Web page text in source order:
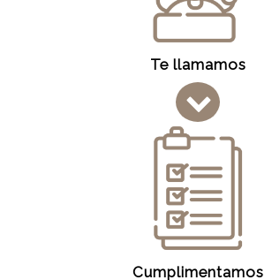
Te llamamos
Cumplimentamos